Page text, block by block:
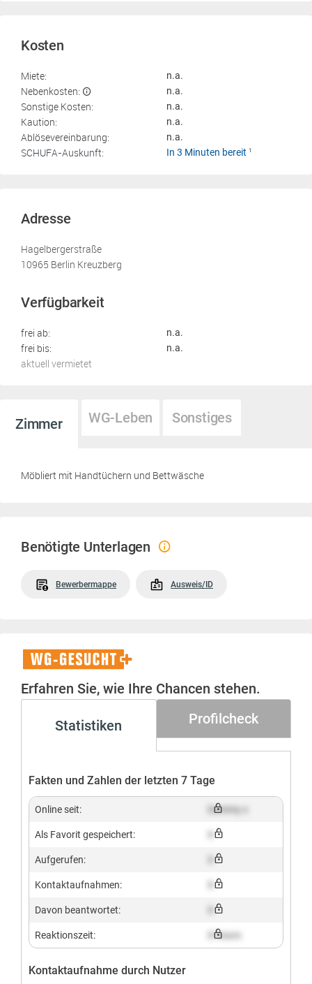
Kosten
Miete: n.a.
Nebenkosten: n.a.
Sonstige Kosten: n.a.
Kaution: n.a.
Ablösevereinbarung: n.a.
SCHUFA-Auskunft: In 3 Minuten bereit 1
Adresse
Hagelbergerstraße
10965 Berlin Kreuzberg
Verfügbarkeit
frei ab: n.a.
frei bis: n.a.
aktuell vermietet
Zimmer WG-Leben Sonstiges
Möbliert mit Handtüchern und Bettwäsche
Benötigte Unterlagen
Bewerbermappe Ausweis/ID
WG-
Gesucht+
Erfahren Sie, wie Ihre Chancen stehen.
Statistiken Profilcheck
Fakten und Zahlen der letzten 7 Tage
Online seit: Dummy x
Als Favorit gespeichert:
Aufgerufen:
Kontaktaufnahmen:
Davon beantwortet:
Reaktionszeit: X hours
Kontaktaufnahme durch Nutzer